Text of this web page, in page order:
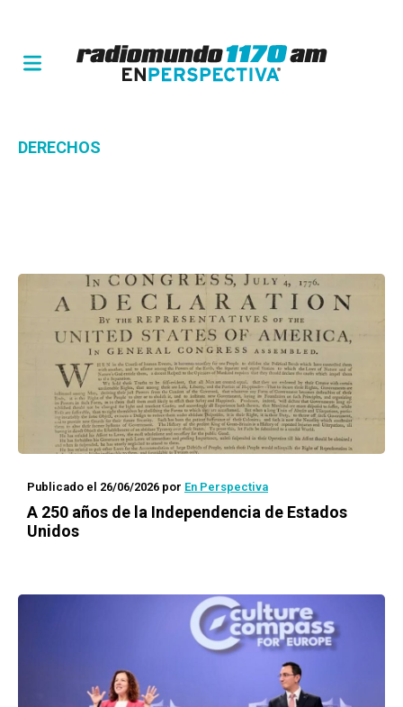
DERECHOS
Publicado el 26/06/2026 por En Perspectiva
A 250 años de la Independencia de Estados
Unidos